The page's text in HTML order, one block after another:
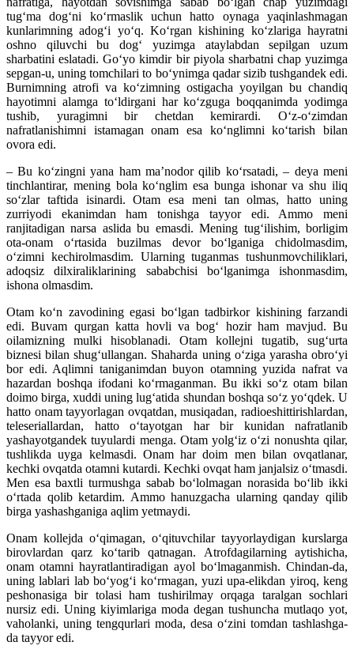
tug‘ma dog‘ni ko‘rmaslik uchun hatto oynaga yaqinlashmagan
kunlarimning adog‘i yo‘q. Ko‘rgan kishining ko‘zlariga hayratni
oshno qiluvchi bu dog‘ yuzimga ataylabdan sepilgan uzum
sharbatini eslatadi. Go‘yo kimdir bir piyola sharbatni chap yuzimga
sepgan-u, uning tomchilari to bo‘ynimga qadar sizib tushgandek edi.
Burnimning atrofi va ko‘zimning ostigacha yoyilgan bu chandiq
hayotimni alamga to‘ldirgani har ko‘zguga boqqanimda yodimga
tushib, yuragimni bir chetdan kemirardi. O‘z-o‘zimdan
nafratlanishimni istamagan onam esa ko‘nglimni ko‘tarish bilan
ovora edi.
– Bu ko‘zingni yana ham ma’nodor qilib ko‘rsatadi, – deya meni
tinchlantirar, mening bola ko‘nglim esa bunga ishonar va shu iliq
so‘zlar taftida isinardi. Otam esa meni tan olmas, hatto uning
zurriyodi ekanimdan ham tonishga tayyor edi. Ammo meni
ranjitadigan narsa aslida bu emasdi. Mening tug‘ilishim, borligim
ota-onam o‘rtasida buzilmas devor bo‘lganiga chidolmasdim,
o‘zimni kechirolmasdim. Ularning tuganmas tushunmovchiliklari,
adoqsiz dilxiraliklarining sababchisi bo‘lganimga ishonmasdim,
ishona olmasdim.
Otam ko‘n zavodining egasi bo‘lgan tadbirkor kishining farzandi
edi. Buvam qurgan katta hovli va bog‘ hozir ham mavjud. Bu
oilamizning mulki hisoblanadi. Otam kollejni tugatib, sug‘urta
biznesi bilan shug‘ullangan. Shaharda uning o‘ziga yarasha obro‘yi
bor edi. Aqlimni taniganimdan buyon otam­ning yuzida naf­rat va
hazardan boshqa ifodani ko‘rmaganman. Bu ikki so‘z otam bilan
doimo birga, xuddi uning lug‘atida shundan boshqa so‘z yo‘qdek. U
hatto onam tayyorlagan ovqatdan, musiqadan, radioeshittirishlardan,
teleseriallardan, hatto o‘tayotgan har bir kunidan naf­ratlanib
yashayotgandek tuyulardi menga. Otam yolg‘iz o‘zi nonushta qilar,
tushlikda uyga kelmasdi. Onam har doim men bilan ovqatlanar,
kechki ovqatda otamni kutardi. Kechki ovqat ham janjalsiz o‘tmasdi.
Men esa baxtli turmushga sabab bo‘lolmagan norasida bo‘lib ikki
o‘rtada qolib ketardim. Ammo hanuzgacha ularning qanday qilib
birga yashashganiga aqlim yetmaydi.
Onam kollejda o‘qimagan, o‘qituvchilar tayyor­lay­­­digan kurslarga
birovlardan qarz ko‘tarib qat­na­gan. Atrofdagilarning aytishicha,
onam otamni hay­ratlantiradigan ayol bo‘lmaganmish. Chindan-da,
uning lablari lab bo‘yog‘i ko‘rmagan, yuzi upa-elikdan yiroq, keng
peshonasiga bir tolasi ham tushirilmay orqaga taralgan sochlari
nursiz edi. Uning kiyimlariga moda degan tushuncha mutlaqo yot,
vaholanki, uning tengqurlari moda, desa o‘zini tomdan tashlashga-
da tayyor edi.